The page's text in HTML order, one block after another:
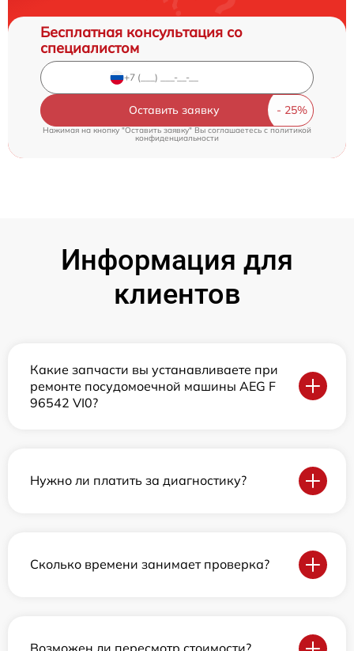
Бесплатная консультация со
специалистом
Оставить заявку
Нажимая на кнопку "Оставить заявку" Вы соглашаетесь cполитикой
конфиденциальности
Информация для
клиентов
Какие запчасти вы устанавливаете при
ремонте посудомоечной машины AEG F
96542 VI0?
Нужно ли платить за диагностику?
Сколько времени занимает проверка?